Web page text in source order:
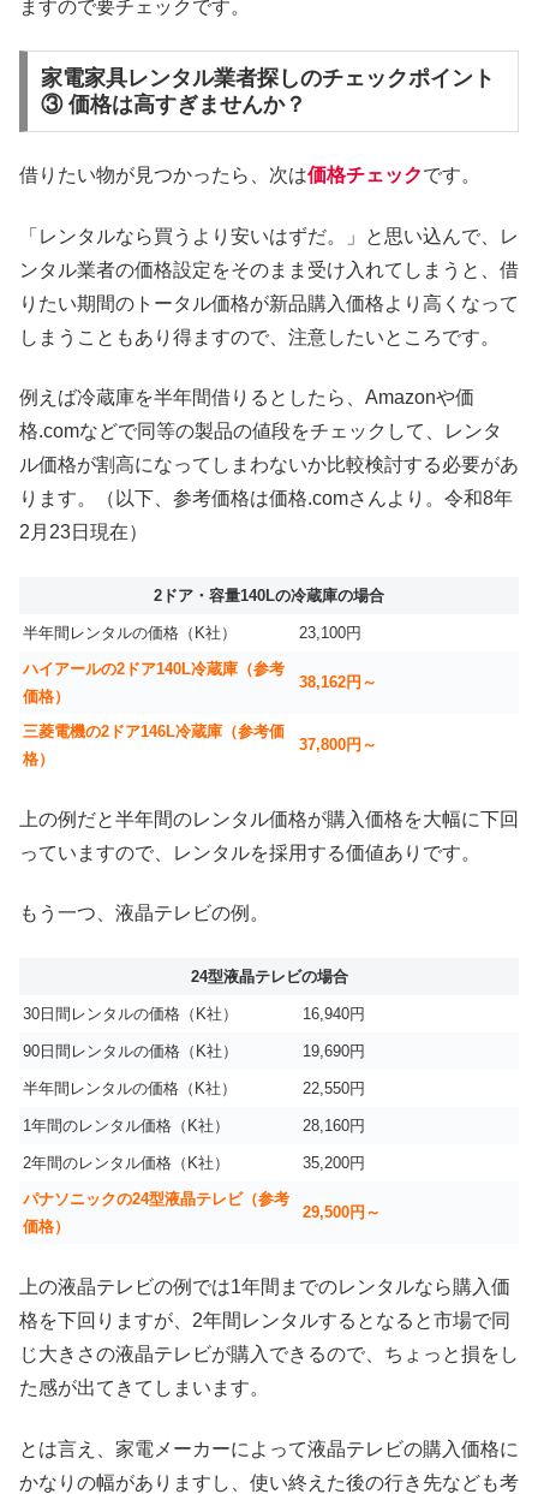
ますので要チェックです。
家電家具レンタル業者探しのチェックポイント
③ 価格は高すぎませんか？
借りたい物が見つかったら、次は価格チェックです。
「レンタルなら買うより安いはずだ。」と思い込んで、レ
ンタル業者の価格設定をそのまま受け入れてしまうと、借
りたい期間のトータル価格が新品購入価格より高くなって
しまうこともあり得ますので、注意したいところです。
例えば冷蔵庫を半年間借りるとしたら、Amazonや価
格.comなどで同等の製品の値段をチェックして、レンタ
ル価格が割高になってしまわないか比較検討する必要があ
ります。（以下、参考価格は価格.comさんより。令和8年
2月23日現在）
2ドア・容量140Lの冷蔵庫の場合
半年間レンタルの価格（K社）
23,100円
ハイアールの2ドア140L冷蔵庫（参考
価格）
38,162円～
三菱電機の2ドア146L冷蔵庫（参考価
格）
37,800円～
上の例だと半年間のレンタル価格が購入価格を大幅に下回
っていますので、レンタルを採用する価値ありです。
もう一つ、液晶テレビの例。
24型液晶テレビの場合
30日間レンタルの価格（K社） 16,940円
90日間レンタルの価格（K社） 19,690円
半年間レンタルの価格（K社） 22,550円
1年間のレンタル価格（K社） 28,160円
2年間のレンタル価格（K社）
35,200円
パナソニックの24型液晶テレビ（参考
価格）
29,500円～
上の液晶テレビの例では1年間までのレンタルなら購入価
格を下回りますが、2年間レンタルするとなると市場で同
じ大きさの液晶テレビが購入できるので、ちょっと損をし
た感が出てきてしまいます。
とは言え、家電メーカーによって液晶テレビの購入価格に
かなりの幅がありますし、使い終えた後の行き先なども考